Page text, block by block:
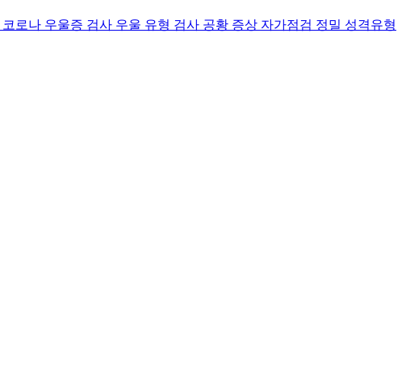
코로나 우울증 검사 우울 유형 검사 공황 증상 자가점검 정밀 성격유형